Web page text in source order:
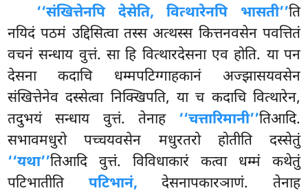
‘‘संखित्तेनपि देसेति, वित्थारेनपि भासती’’ति
नयिदं पठमं उद्दिसित्वा तस्स अत्थस्स कित्तनवसेन पवत्तितं
वचनं सन्धाय वुत्तं. सा हि वित्थारदेसना एव होति. या पन
देसना कदाचि धम्मपटिग्गाहकानं अज्झासयवसेन
संखित्तेनेव दस्सेत्वा निक्खिपति, या च कदाचि वित्थारेन,
तदुभयं सन्धाय वुत्तं. तेनाह ‘‘चत्तारिमानी’’तिआदि.
सभावमधुरो पच्चयवसेन मधुरतरो होतीति दस्सेतुं
‘‘यथा’’तिआदि वुत्तं. विविधाकारं कत्वा धम्मं कथेतुं
पटिभातीति पटिभानं, देसनापकारञाणं. तेनाह